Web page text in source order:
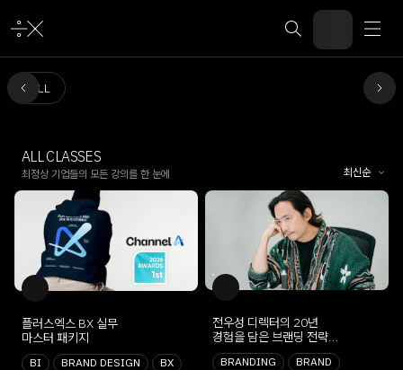
Search
ALL
ALL CLASSES
최정상 기업들의 모든 강의를 한 눈에 최신순
플러스엑스 BX 실무
마스터 패키지
BI BRAND DESIGN BX
전우성 디렉터의 20년
경험을 담은 브랜딩 전략
가이드
BRANDING
BRAND